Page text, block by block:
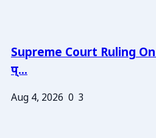
Supreme Court Ruling
प्...
Aug 4, 2026 0 3